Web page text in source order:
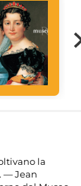
la
— Jean